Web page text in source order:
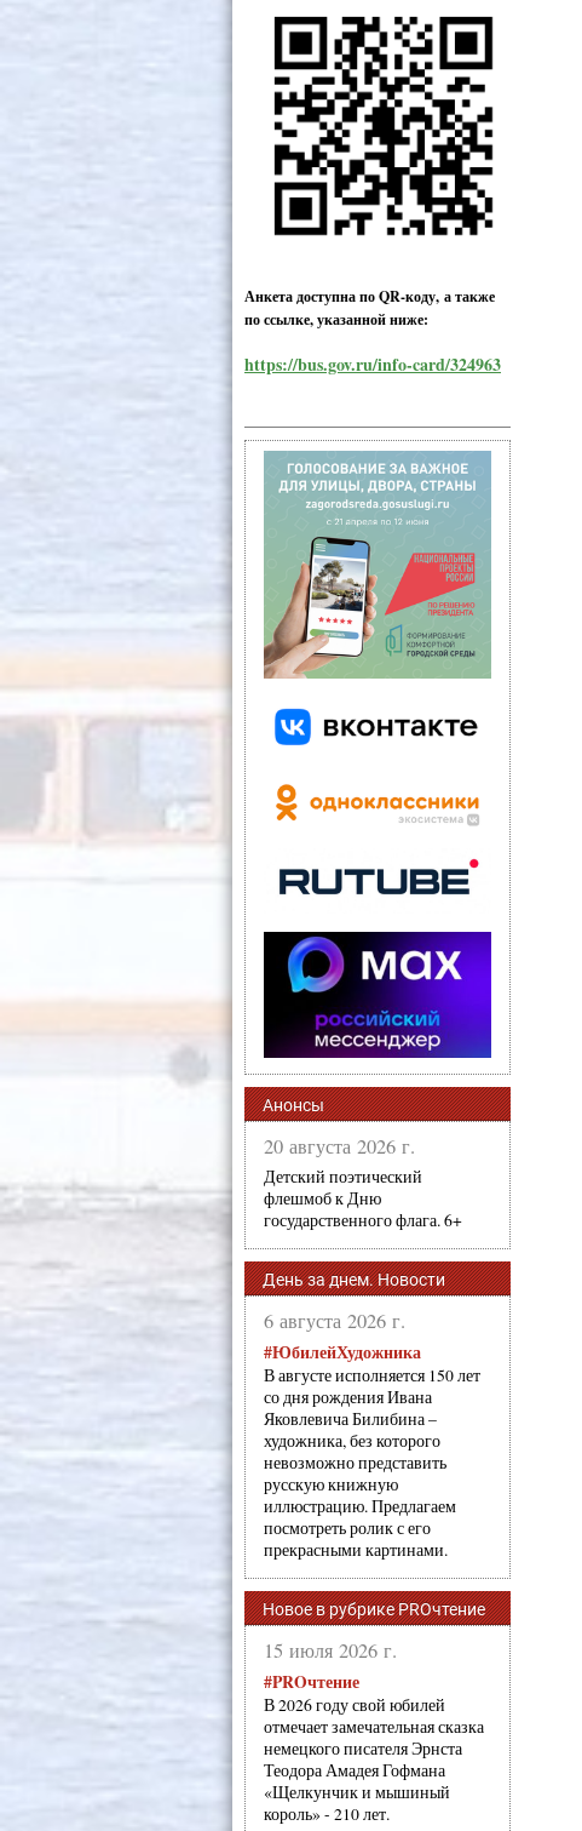
Анкета доступна по QR-коду, а также
по ссылке, указанной ниже:
https://bus.gov.ru/info-card/324963
Анонсы
20 августа 2026 г.
Детский поэтический
флешмоб к Дню
государственного флага. 6+
День за днем. Новости
6 августа 2026 г.
#ЮбилейХудожника
В августе исполняется 150 лет
со дня рождения Ивана
Яковлевича Билибина –
художника, без которого
невозможно представить
русскую книжную
иллюстрацию. Предлагаем
посмотреть ролик с его
прекрасными картинами.
Новое в рубрике PROчтение
15 июля 2026 г.
#PROчтение
В 2026 году свой юбилей
отмечает замечательная сказка
немецкого писателя Эрнста
Теодора Амадея Гофмана
«Щелкунчик и мышиный
король» - 210 лет.